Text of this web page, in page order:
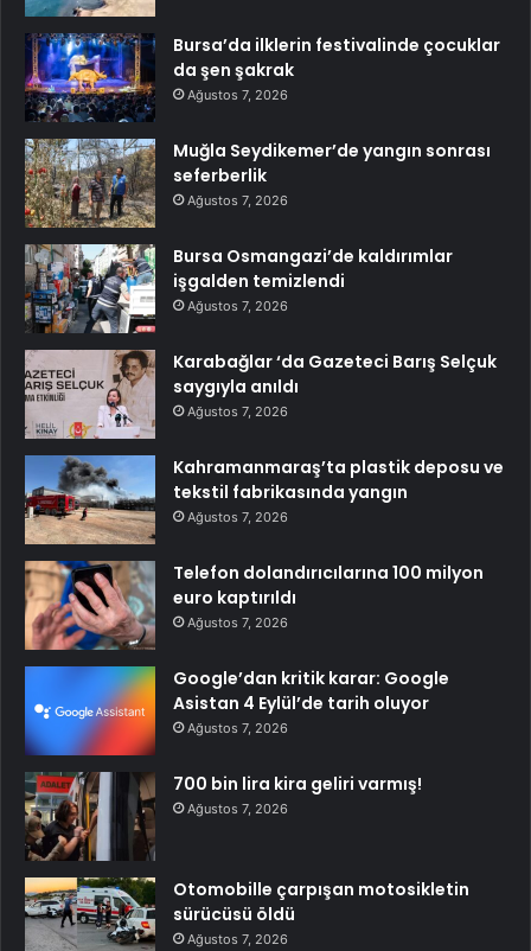
Bursa’da ilklerin festivalinde çocuklar
da şen şakrak
Ağustos 7, 2026
Muğla Seydikemer’de yangın sonrası
seferberlik
Ağustos 7, 2026
Bursa Osmangazi’de kaldırımlar
işgalden temizlendi
Ağustos 7, 2026
Karabağlar ‘da Gazeteci Barış Selçuk
saygıyla anıldı
Ağustos 7, 2026
Kahramanmaraş’ta plastik deposu ve
tekstil fabrikasında yangın
Ağustos 7, 2026
Telefon dolandırıcılarına 100 milyon
euro kaptırıldı
Ağustos 7, 2026
Google’dan kritik karar: Google
Asistan 4 Eylül’de tarih oluyor
Ağustos 7, 2026
700 bin lira kira geliri varmış!
Ağustos 7, 2026
Otomobille çarpışan motosikletin
sürücüsü öldü
Ağustos 7, 2026